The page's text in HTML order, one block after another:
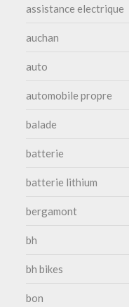
assistance electrique
auchan
auto
automobile propre
balade
batterie
batterie lithium
bergamont
bh
bh bikes
bon